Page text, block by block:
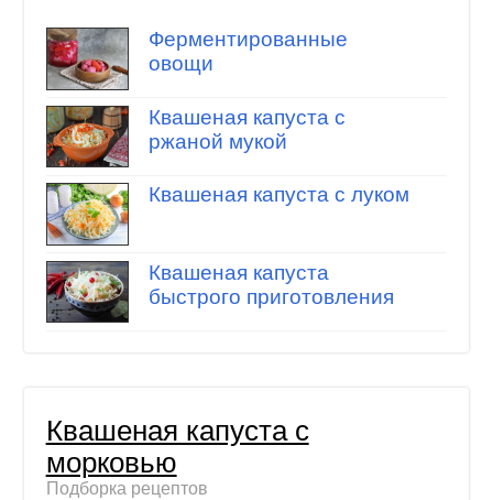
Ферментированные
овощи
Квашеная капуста с
ржаной мукой
Квашеная капуста с луком
Квашеная капуста
быстрого приготовления
Квашеная капуста с
морковью
Подборка рецептов